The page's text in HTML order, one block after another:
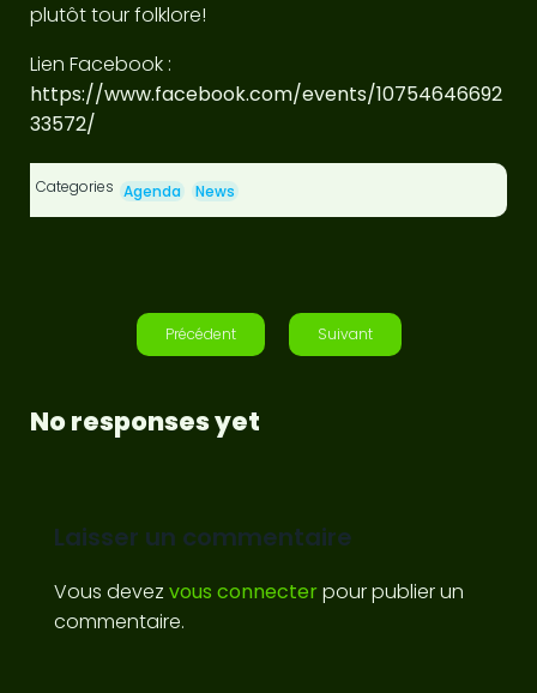
plutôt tour folklore!
Lien Facebook :
https://www.facebook.com/events/10754646692
33572/
Categories Agenda News
Précédent Suivant
No responses yet
Laisser un commentaire
Vous devez vous connecterpour publier un
commentaire.